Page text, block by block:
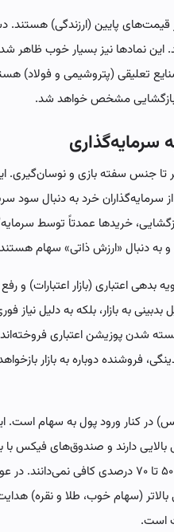
قیمت‌های پایین (ارزندگی) هستند.
نمادها نیز بسیار خوب ظاهر
تعلیقی (پتروشیمی و فولاد)
بازگشایی مشخص خواهد شد.
سرمایه‌گذاری
تا جنس سفته بازی و نوسان‌گیری.
سرمایه‌گذاران خرد به دنبال سود
خریدها عمدتاً توسط
به دنبال «ارزش ذاتی» سهام
اعتباری (بازار اعتبارات) و
به بازار، بلکه به دلیل نیاز
شدن پوزیشن اعتباری
فروشنده دوباره به بازار
در کنار ورود پول به سهام است.
دارند و صندوق‌های فیکس با
حدود ۲۵ تا ۳۵ درصد را برای حفظ ارزش سرمایه در برابر تورم ۵۰ تا ۷۰ درصدی کافی
(سهام خوب، طلا و نقره)
است.